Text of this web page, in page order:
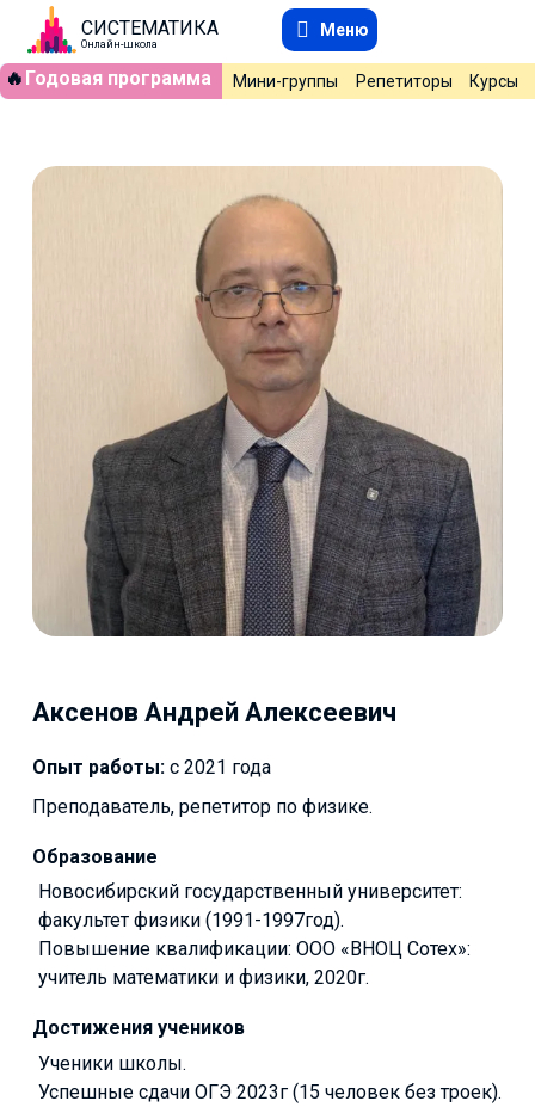
СИСТЕМАТИКА
Онлайн-школа
Меню
🔥 Годовая программа Мини-группы Репетиторы Курсы
Аксенов Андрей Алексеевич
Опыт работы: с 2021 года
Преподаватель, репетитор по физике.
Образование
Новосибирский государственный университет:
факультет физики (1991-1997год).
Повышение квалификации: ООО «ВНОЦ Сотех»:
учитель математики и физики, 2020г.
Достижения учеников
Ученики школы.
Успешные сдачи ОГЭ 2023г (15 человек без троек).